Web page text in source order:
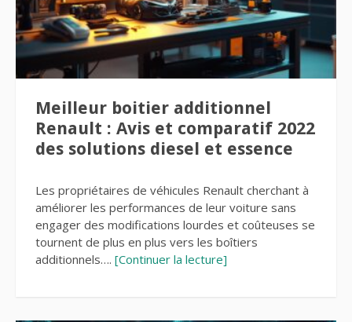
Meilleur boitier additionnel
Renault : Avis et comparatif 2022
des solutions diesel et essence
Les propriétaires de véhicules Renault cherchant à
améliorer les performances de leur voiture sans
engager des modifications lourdes et coûteuses se
tournent de plus en plus vers les boîtiers
additionnels…. [Continuer la lecture]